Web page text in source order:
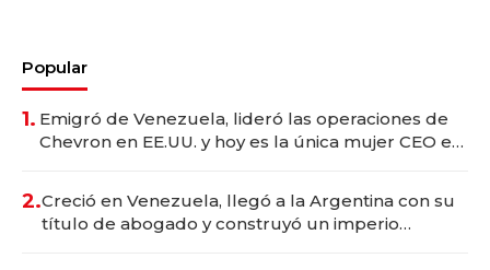
Popular
1. Emigró de Venezuela, lideró las operaciones de
Chevron en EE.UU. y hoy es la única mujer CEO en
2.Creció en Venezuela, llegó a la Argentina con su
título de abogado y construyó un imperio